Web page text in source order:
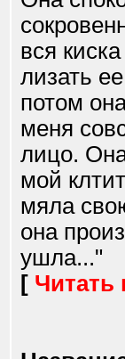
вся
лизать
потом
меня
лицо.
мой
мяла
она
ушла..."
[ Читать